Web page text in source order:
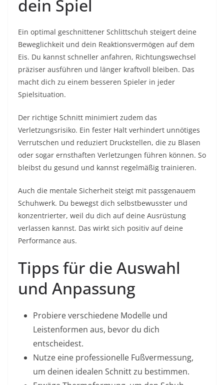
dein Spiel
Ein optimal geschnittener Schlittschuh steigert deine
Beweglichkeit und dein Reaktionsvermögen auf dem
Eis. Du kannst schneller anfahren, Richtungswechsel
präziser ausführen und länger kraftvoll bleiben. Das
macht dich zu einem besseren Spieler in jeder
Spielsituation.
Der richtige Schnitt minimiert zudem das
Verletzungsrisiko. Ein fester Halt verhindert unnötiges
Verrutschen und reduziert Druckstellen, die zu Blasen
oder sogar ernsthaften Verletzungen führen können. So
bleibst du gesund und kannst regelmäßig trainieren.
Auch die mentale Sicherheit steigt mit passgenauem
Schuhwerk. Du bewegst dich selbstbewusster und
konzentrierter, weil du dich auf deine Ausrüstung
verlassen kannst. Das wirkt sich positiv auf deine
Performance aus.
Tipps für die Auswahl
und Anpassung
Probiere verschiedene Modelle und
Leistenformen aus, bevor du dich
entscheidest.
Nutze eine professionelle Fußvermessung,
um deinen idealen Schnitt zu bestimmen.